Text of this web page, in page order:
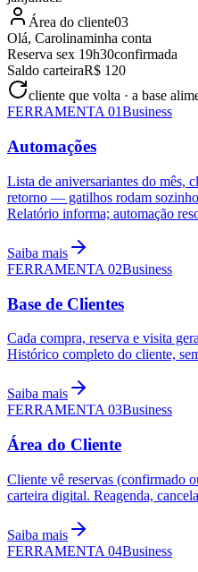
Área do cliente03
Olá, Carolinaminha conta
Reserva sex 19h30confirmada
Saldo carteiraR$ 120
cliente que volta · a base
FERRAMENTA 01Business
Automações
Lista de aniversariantes do mês,
retorno — gatilhos rodam
Relatório informa; automação
Saiba mais
FERRAMENTA 02Business
Base de Clientes
Cada compra, reserva e visita
Histórico completo do cliente,
Saiba mais
FERRAMENTA 03Business
Área do Cliente
Cliente vê reservas (confirmado
carteira digital. Reagenda,
Saiba mais
FERRAMENTA 04Business